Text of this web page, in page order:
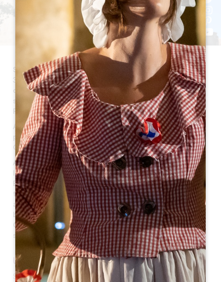
Saint Philippe d’Aiguilhe est une petite commune de
373 habitants située dans l’est du Libournais, dans le
canton des Coteaux de Dordogne. Ses habitants
sont appelés les Saints-Philippois ou les Saints-
Philipposes.
Avec une superficie de 587 hectares, elle est
principalement entourée du vignoble de Castillon
Côtes de Bordeaux et de Puisseguin.
A 13 km de Saint-Emilion, son bourg est traversé par
la voie départementale RD 123 reliant Castillon la
Bataille à St Seurin sur l’Isle. En son centre, on y
trouve l’église romane Saint-Philippe ainsi qu’une
activité de multi-services (épicerie, restaurant,
boulangerie), la Mairie, une Agence Postale
Communale, une école, une salle polyvalente, un
stade et enfin un terrain de tennis.
UN PEU D'HISTOIRE
Son nom lui vient du saint éponyme et du nom de